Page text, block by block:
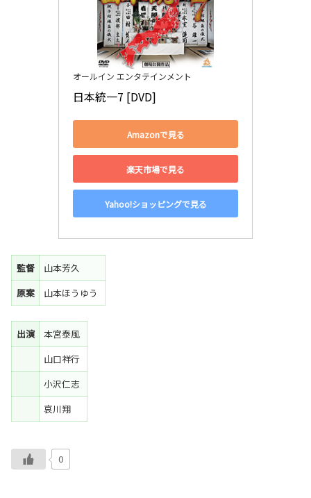
オールイン エンタテインメント
日本統一7 [DVD]
Amazonで見る
楽天市場で見る
Yahoo!ショッピングで見る
監督
山本芳久
原案
山本ほうゆう
出演
本宮泰風
山口祥行
小沢仁志
哀川翔
0